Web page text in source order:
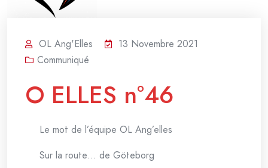
OL Ang'Elles
13 Novembre 2021
Communiqué
O ELLES n°46
Le mot de l’équipe OL Ang’elles
Sur la route… de Göteborg